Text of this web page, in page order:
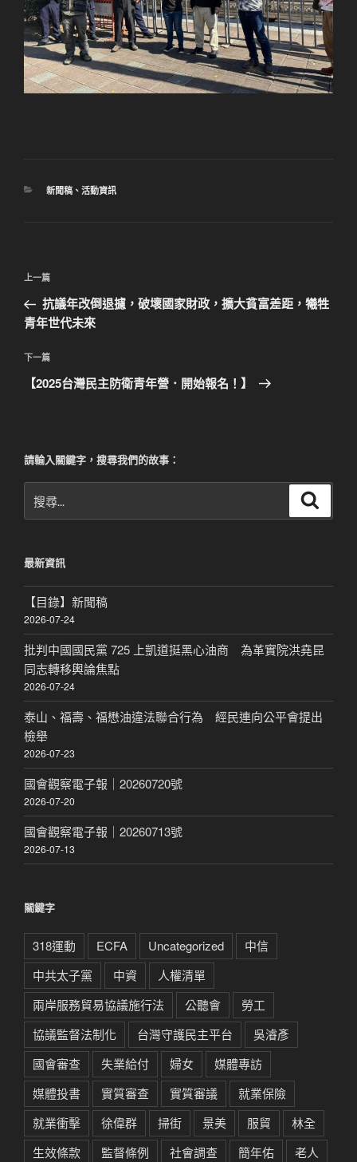
分
新聞稿、 活動資訊
文
導
覽
上
一
篇
章
上一篇
抗議年改倒退攄，破壞國家財政，擴大貧富差距，犧牲
青年世代未來
下
一
下一篇
【2025台灣民主防衛青年營．開始報名！】
請輸入關鍵字，搜尋我們的故事：
尋
字:
最新資訊
【目錄】新聞稿
2026-07-24
批判中國國民黨 725 上凱道挺黑心油商 為革實院洪堯昆
同志轉移輿論焦點
2026-07-24
泰山、福壽、福懋油違法聯合行為 經民連向公平會提出
檢舉
2026-07-23
國會觀察電子報｜20260720號
2026-07-20
國會觀察電子報｜20260713號
2026-07-13
關鍵字
318運動 ECFA Uncategorized
中信
中共太子黨
中資
人權清單
兩岸服務貿易協議施行法
公聽會
勞工
協議監督法制化
台灣守護民主平台
吳濬彥
國會審查
失業給付 婦女
媒體專訪
媒體投書
實質審查 實質審議
就業保險
就業衝擊
徐偉群 掃街 景美 服貿
林全
生效條款
監督條例 社會調查 簡年佑
老人